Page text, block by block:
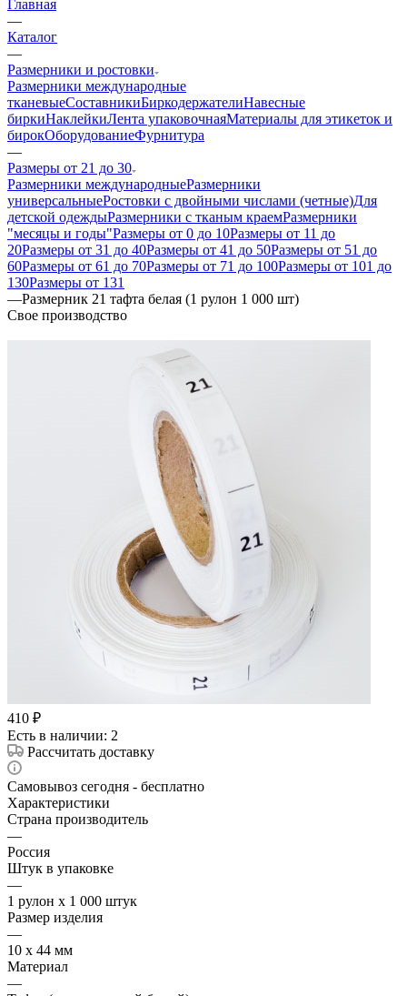
Главная
—
Каталог
—
Размерники и ростовки
Размерники международные
тканевыеСоставникиБиркодержателиНавесные
биркиНаклейкиЛента упаковочнаяМатериалы для этикеток и
бирокОборудованиеФурнитура
—
Размеры от 21 до 30
Размерники международныеРазмерники
универсальныеРостовки с двойными числами (четные)Для
детской одеждыРазмерники с тканым краемРазмерники
"месяцы и годы"Размеры от 0 до 10Размеры от 11 до
20Размеры от 31 до 40Размеры от 41 до 50Размеры от 51 до
60Размеры от 61 до 70Размеры от 71 до 100Размеры от 101 до
130Размеры от 131
—Размерник 21 тафта белая (1 рулон 1 000 шт)
Свое производство
410 ₽
Есть в наличии: 2
Рассчитать доставку
Самовывоз сегодня - бесплатно
Характеристики
Страна производитель
—
Россия
Штук в упаковке
—
1 рулон х 1 000 штук
Размер изделия
—
10 х 44 мм
Материал
—